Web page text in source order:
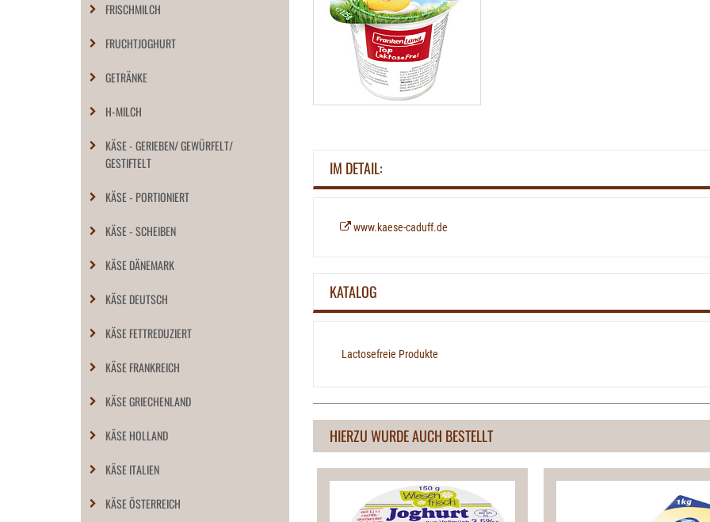
IM DETAIL:
www.kaese-caduff.de
KATALOG
Lactosefreie Produkte
HIERZU WURDE AUCH BESTELLT
FRISCHMILCH
FRUCHTJOGHURT
GETRÄNKE
H-MILCH
KÄSE - GERIEBEN/ GEWÜRFELT/
GESTIFTELT
KÄSE - PORTIONIERT
KÄSE - SCHEIBEN
KÄSE DÄNEMARK
KÄSE DEUTSCH
KÄSE FETTREDUZIERT
KÄSE FRANKREICH
KÄSE GRIECHENLAND
KÄSE HOLLAND
KÄSE ITALIEN
KÄSE ÖSTERREICH